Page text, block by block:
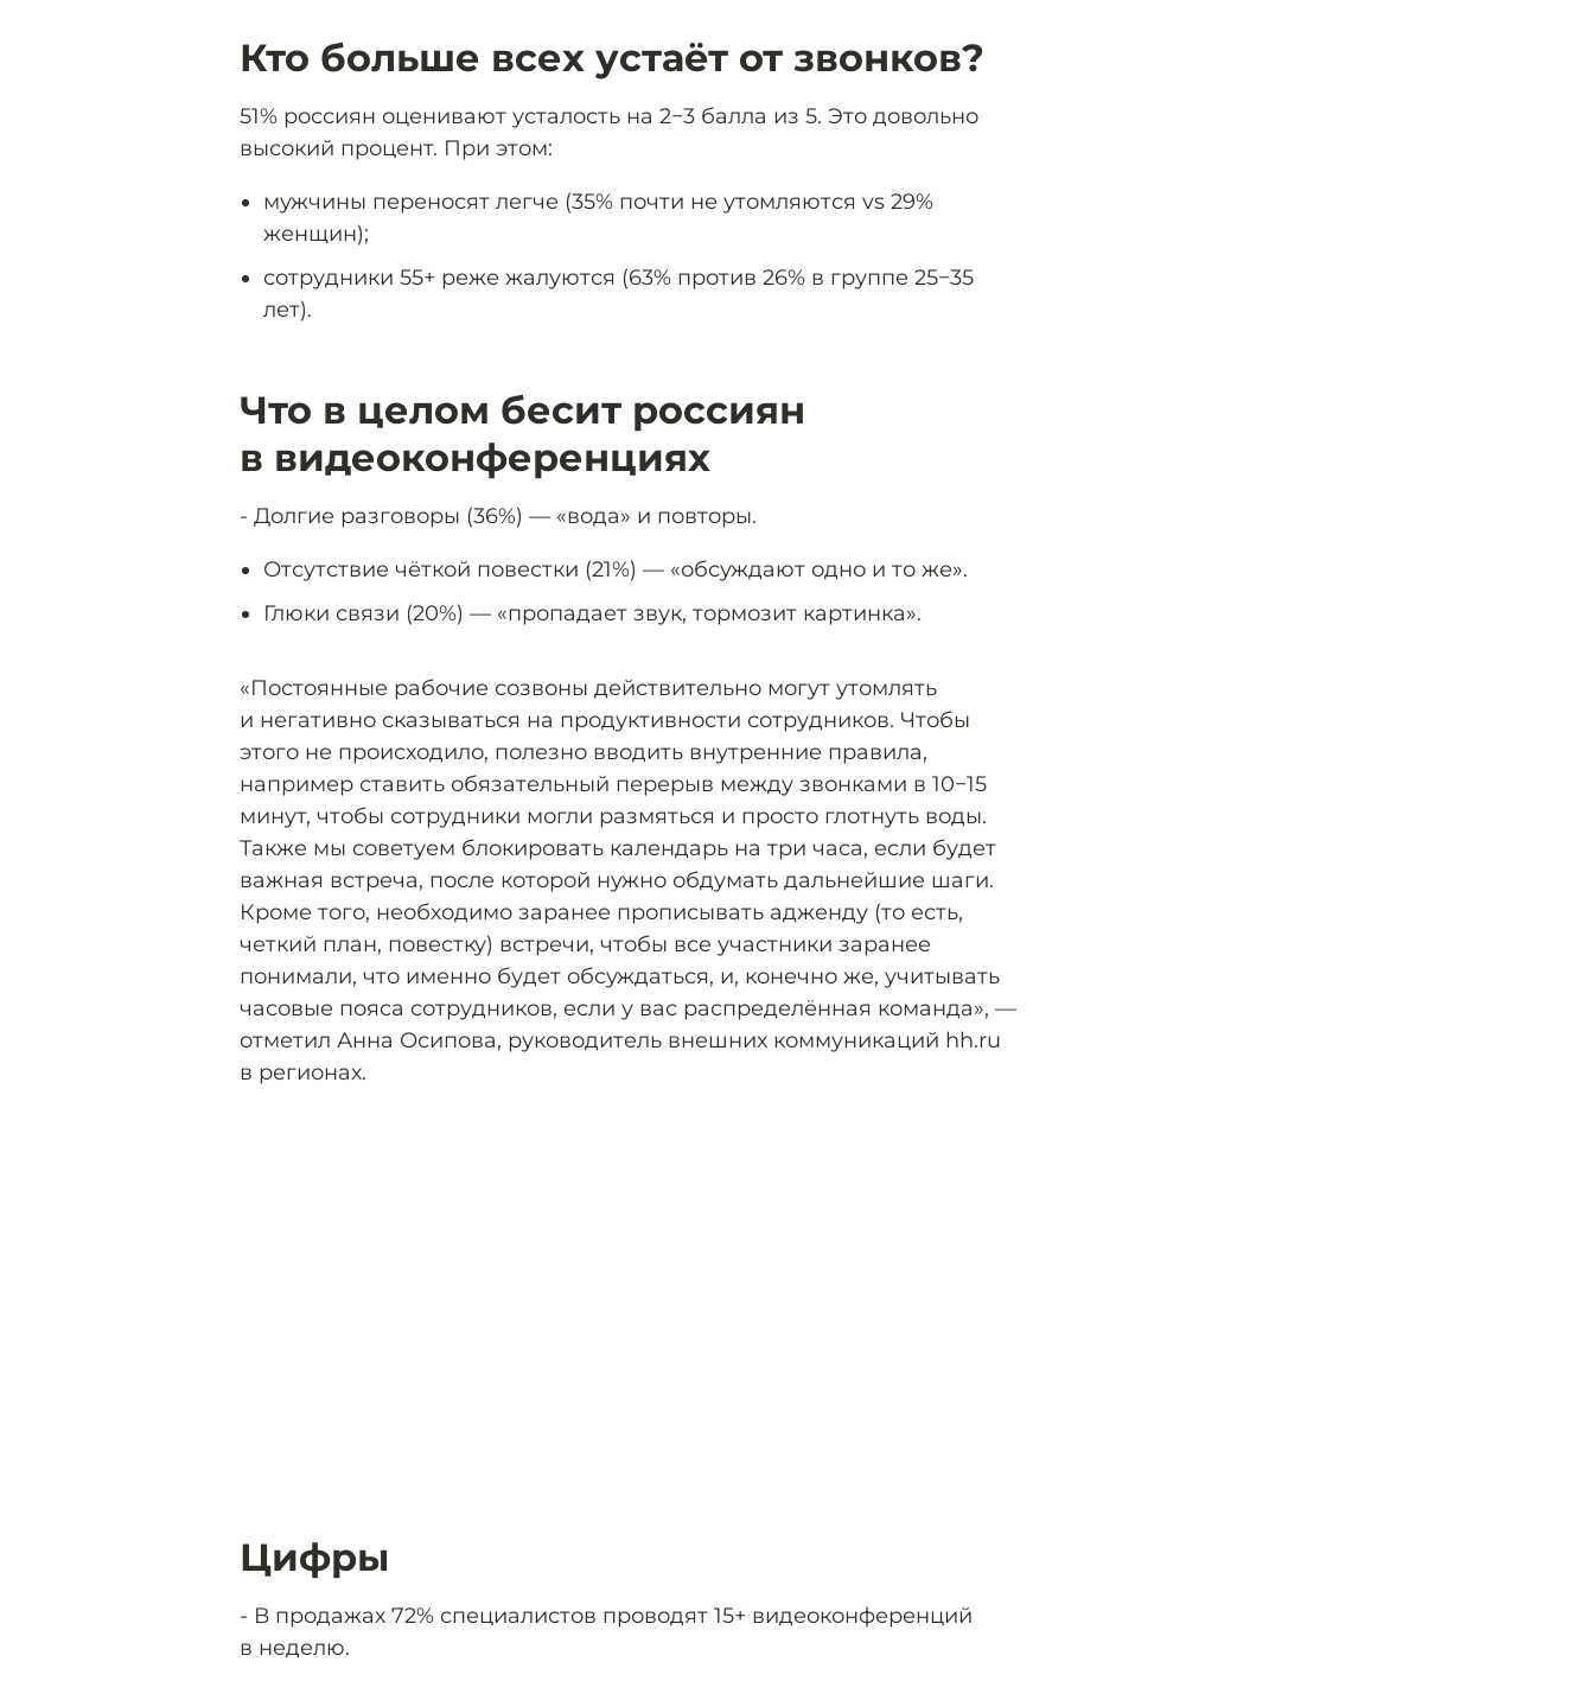
Кто больше всех устаёт от звонков?
51% россиян оценивают усталость на 2−3 балла из 5. Это довольно
высокий процент. При этом:
мужчины переносят легче (35% почти не утомляются vs 29%
женщин);
сотрудники 55+ реже жалуются (63% против 26% в группе 25−35
лет).
Что в целом бесит россиян
в видеоконференциях
- Долгие разговоры (36%) — «вода» и повторы.
Отсутствие чёткой повестки (21%) — «обсуждают одно и то же».
Глюки связи (20%) — «пропадает звук, тормозит картинка».
«‎Постоянные рабочие созвоны действительно могут утомлять
и негативно сказываться на продуктивности сотрудников. Чтобы
этого не происходило, полезно вводить внутренние правила,
например ставить обязательный перерыв между звонками в 10−15
минут, чтобы сотрудники могли размяться и просто глотнуть воды.
Также мы советуем блокировать календарь на три часа, если будет
важная встреча, после которой нужно обдумать дальнейшие шаги.
Кроме того, необходимо заранее прописывать адженду (то есть,
четкий план, повестку) встречи, чтобы все участники заранее
понимали, что именно будет обсуждаться, и, конечно же, учитывать
часовые пояса сотрудников, если у вас распределённая команда», —
отметил Анна Осипова, руководитель внешних коммуникаций hh.ru
в регионах.
Цифры
- В продажах 72% специалистов проводят 15+ видеоконференций
в неделю.